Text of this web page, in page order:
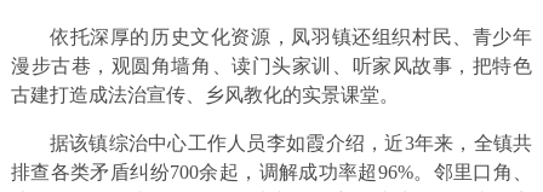
依托深厚的历史文化资源，凤羽镇还组织村民、青少年
漫步古巷，观圆角墙角、读门头家训、听家风故事，把特色
古建打造成法治宣传、乡风教化的实景课堂。
据该镇综治中心工作人员李如霞介绍，近3年来，全镇共
排查各类矛盾纠纷700余起，调解成功率超96%。邻里口角、